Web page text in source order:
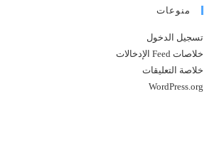
منوعات
تسجيل الدخول
خلاصات Feed الإدخالات
خلاصة التعليقات
WordPress.org